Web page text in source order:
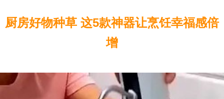
厨房好物种草 这5款神器让烹饪幸福感倍
增